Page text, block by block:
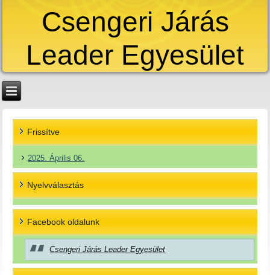
Csengeri Járás
Leader Egyesület
Frissítve
2025. Április 06.
Nyelvválasztás
Facebook oldalunk
Csengeri Járás Leader Egyesület